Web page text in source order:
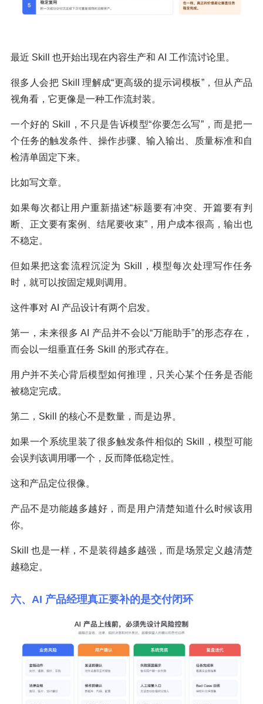
最近 Skill 也开始出现在内容生产和 AI 工作流讨论里。
很多人会把 Skill 理解成“更高级的提示词模板”，但从产品
视角看，它更像是一种工作流封装。
一个好的 Skill，不只是告诉模型“你要怎么写”，而是把一
个任务的触发条件、操作步骤、输入输出、质量标准和自
检清单固定下来。
比如写文章。
如果每次都让用户重新描述“标题要有冲突、开篇要有判
断、正文要有案例、结尾要收束”，用户成本很高，输出也
不稳定。
但如果把这套流程沉淀为 Skill，模型每次处理写作任务
时，就可以按固定规则调用。
这件事对 AI 产品设计有两个启发。
第一，未来很多 AI 产品并不会以“万能助手”的形态存在，
而会以一组垂直任务 Skill 的形式存在。
用户并不关心背后模型如何推理，只关心某个任务是否能
被稳定完成。
第二，Skill 的核心不是数量，而是边界。
如果一个系统里装了很多触发条件相似的 Skill，模型可能
会误判该调用哪一个，反而降低稳定性。
这和产品定位很像。
产品不是功能越多越好，而是用户清楚知道什么时候该用
你。
Skill 也是一样，不是装得越多越强，而是场景定义越清楚
越稳定。
六、AI 产品经理真正要补的是交付闭环